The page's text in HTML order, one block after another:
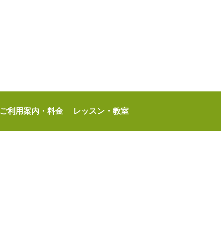
ご利用案内・料金 レッスン・教室